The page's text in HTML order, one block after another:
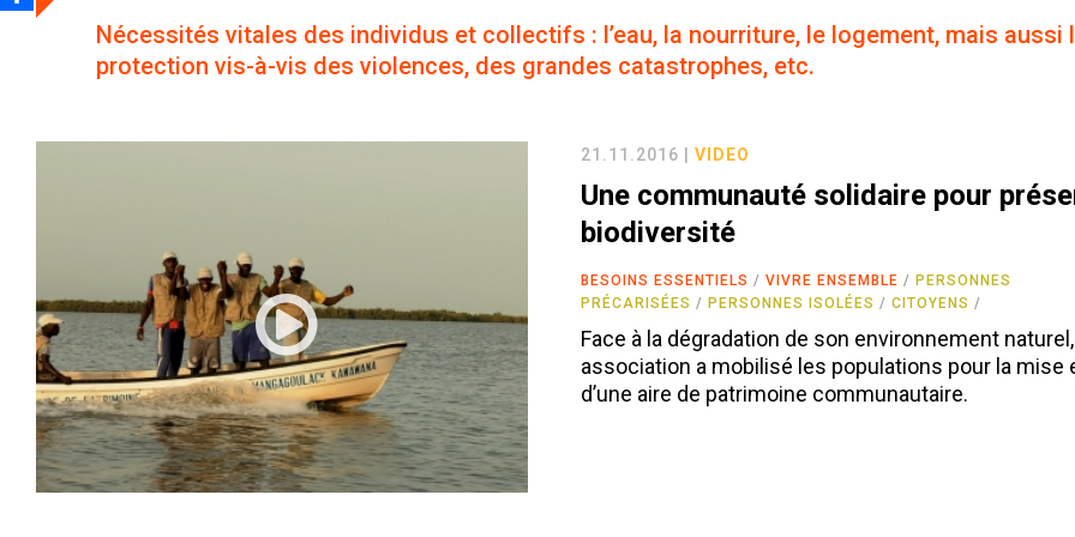
Nécessités vitales des individus et collectifs : l’eau, la nourriture, le logement, mais aussi
protection vis-à-vis des violences, des grandes catastrophes, etc.
21.11.2016 |VIDEO
Une communauté solidaire pour
biodiversité
BESOINS ESSENTIELS VIVRE ENSEMBLE
PERSONNES
PRÉCARISÉES
PERSONNES ISOLÉES CITOYENS
Face à la dégradation de son environnement
association a mobilisé les populations pour la mise
d’une aire de patrimoine communautaire.